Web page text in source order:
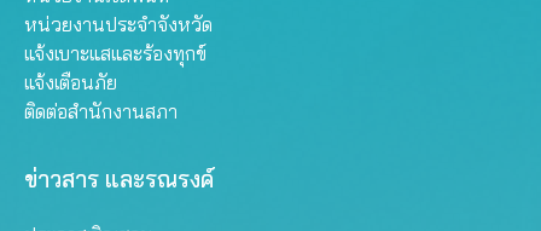
หน่วยงานประจำจังหวัด
แจ้งเบาะแสและร้องทุกข์
แจ้งเตือนภัย
ติดต่อสำนักงานสภา
ข่าวสาร และรณรงค์